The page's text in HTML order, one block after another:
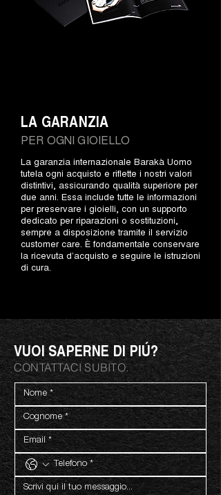
PER OGNI GIOIELLO
LA GARANZIA
La garanzia internazionale Barakà Uomo
tutela ogni acquisto e riflette i nostri valori
distintivi, assicurando qualità superiore per
due anni. Essa include tutte le informazioni
per preservare i gioielli, con un supporto
dedicato per riparazioni o sostituzioni,
sempre a disposizione tramite il servizio
customer care. È fondamentale conservare
la ricevuta d’acquisto e seguire le istruzioni
di cura.
VUOI SAPERNE DI PIÚ?
CONTATTACI SUBITO.